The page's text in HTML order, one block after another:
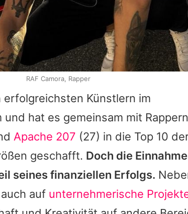
erfolgreichsten Künstlern im
hat es gemeinsam mit
Apache 207 (27) in die Top 10
geschafft. Doch die
seines finanziellen Erfolgs.
auch auf unternehmerische
RAF Camora, Rapper